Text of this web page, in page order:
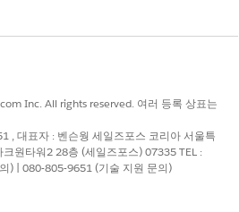
Inc. All rights reserved. 여러 등록 상표는
, 대표자 : 벤슨웡 세일즈포스 코리아 서울특
원타워2 28층 (세일즈포스) 07335 TEL :
) | 080-805-9651 (기술 지원 문의)